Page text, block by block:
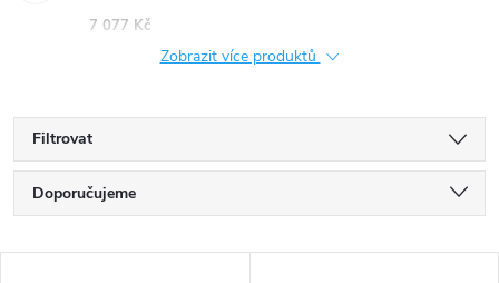
7 077 Kč
Zobrazit více produktů
Filtrovat
Ř
a
Doporučujeme